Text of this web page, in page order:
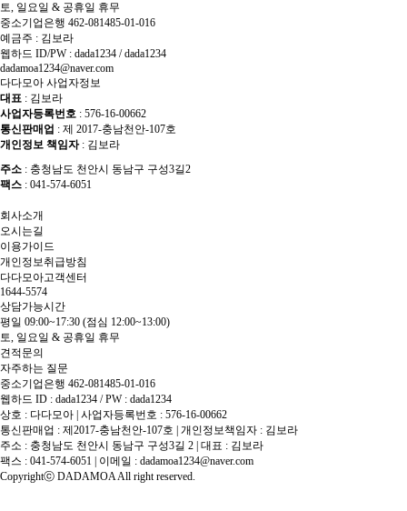
토, 일요일 & 공휴일 휴무
중소기업은행 462-081485-01-016
예금주 : 김보라
웹하드 ID/PW : dada1234 / dada1234
dadamoa1234@naver.com
다다모아 사업자정보
대표 : 김보라
사업자등록번호 : 576-16-00662
통신판매업 : 제 2017-충남천안-107호
개인정보 책임자: 김보라
주소 : 충청남도 천안시 동남구 구성3길2
팩스 : 041-574-6051
회사소개
오시는길
이용가이드
개인정보취급방침
다다모아고객센터
1644-5574
상담가능시간
평일 09:00~17:30 (점심 12:00~13:00)
토, 일요일 & 공휴일 휴무
견적문의
자주하는 질문
중소기업은행 462-081485-01-016
웹하드 ID : dada1234 / PW : dada1234
상호 : 다다모아 | 사업자등록번호 : 576-16-00662
통신판매업 : 제2017-충남천안-107호 | 개인정보책임자 : 김보라
주소 : 충청남도 천안시 동남구 구성3길 2 | 대표 : 김보라
팩스 : 041-574-6051 | 이메일 : dadamoa1234@naver.com
Copyrightⓒ DADAMOA All right reserved.